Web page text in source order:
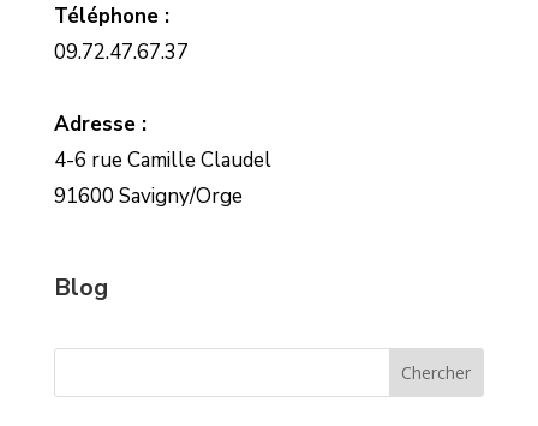
Téléphone :
09.72.47.67.37
Adresse :
4-6 rue Camille Claudel
91600 Savigny/Orge
Blog